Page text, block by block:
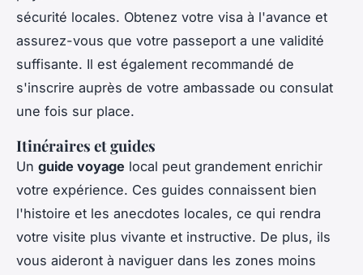
sécurité locales. Obtenez votre visa à l'avance et
assurez-vous que votre passeport a une validité
suffisante. Il est également recommandé de
s'inscrire auprès de votre ambassade ou consulat
une fois sur place.
Itinéraires et guides
Un guide voyage local peut grandement enrichir
votre expérience. Ces guides connaissent bien
l'histoire et les anecdotes locales, ce qui rendra
votre visite plus vivante et instructive. De plus, ils
vous aideront à naviguer dans les zones moins